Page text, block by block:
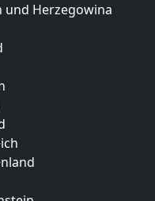
und Herzegowina